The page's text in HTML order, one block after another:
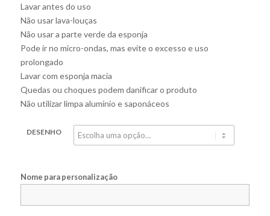
Lavar antes do uso
Não usar lava-louças
Não usar a parte verde da esponja
Pode ir no micro-ondas, mas evite o excesso e uso
prolongado
Lavar com esponja macia
Quedas ou choques podem danificar o produto
Não utilizar limpa alumínio e saponáceos
DESENHO
Nome para personalização